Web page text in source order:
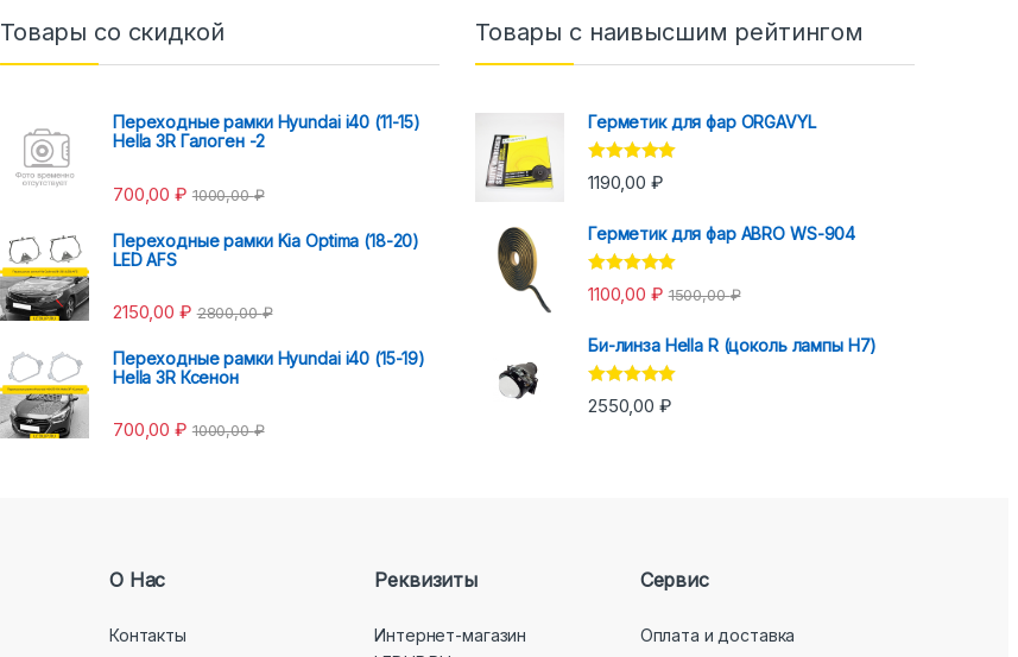
Товары со скидкой
Переходные рамки Hyundai i40 (11-15)
Hella 3R Галоген -2
700,00₽ 1000,00₽
Переходные рамки Kia Optima (18-20)
LED AFS
2150,00 ₽ 2800,00₽
Переходные рамки Hyundai i40 (15-19)
Hella 3R Ксенон
700,00₽ 1000,00₽
Товары с наивысшим рейтингом
Герметик для фар ORGAVYL
Оценка 5.00
из 5
1190,00 ₽
Герметик для фар ABRO WS-904
Оценка 5.00
из 5
1100,00 ₽ 1500,00₽
Би-линза Hella R (цоколь лампы H7)
Оценка5.00
из 5
2550,00 ₽
О Нас
Контакты
Реквизиты
Интернет-магазин
Сервис
Оплата и доставка